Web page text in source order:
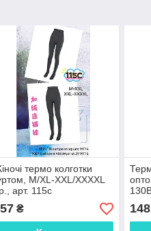
термо колготки
M/XL-XXL/XXXXL
арт. 115c
₴ 148